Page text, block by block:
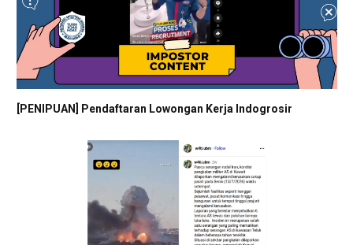
[PENIPUAN] Pendaftaran Lowongan Kerja Indogrosir